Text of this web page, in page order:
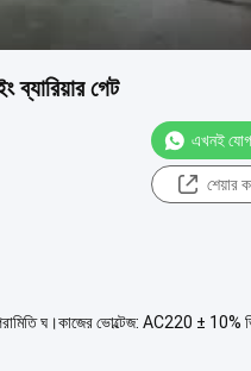
ব্যারিয়ার গেট
এখনই
শেয়ার
ঘ।কাজের ভোল্টেজ: AC220 ±